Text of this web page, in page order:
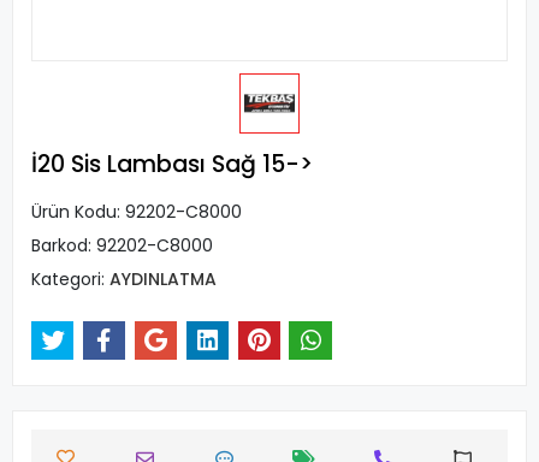
İ20 Sis Lambası Sağ 15->
Ürün Kodu: 92202-C8000
Barkod: 92202-C8000
Kategori: AYDINLATMA